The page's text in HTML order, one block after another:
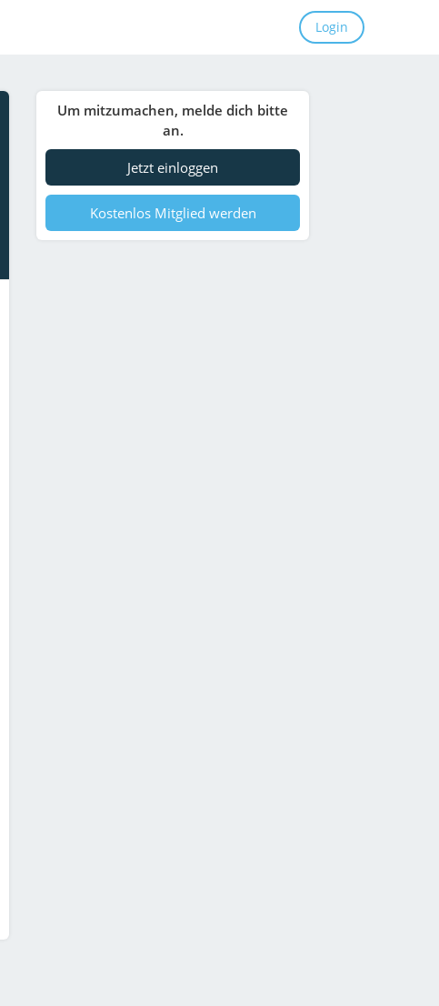
Login
Um mitzumachen, melde dich bitte
an.
Jetzt einloggen
Kostenlos Mitglied werden